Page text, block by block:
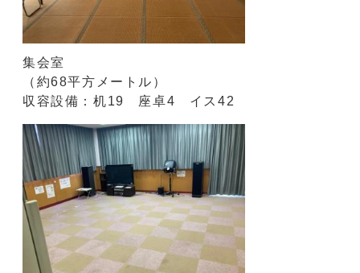
集会室
（約68平方メートル）
収容設備：机19 座卓4 イス42